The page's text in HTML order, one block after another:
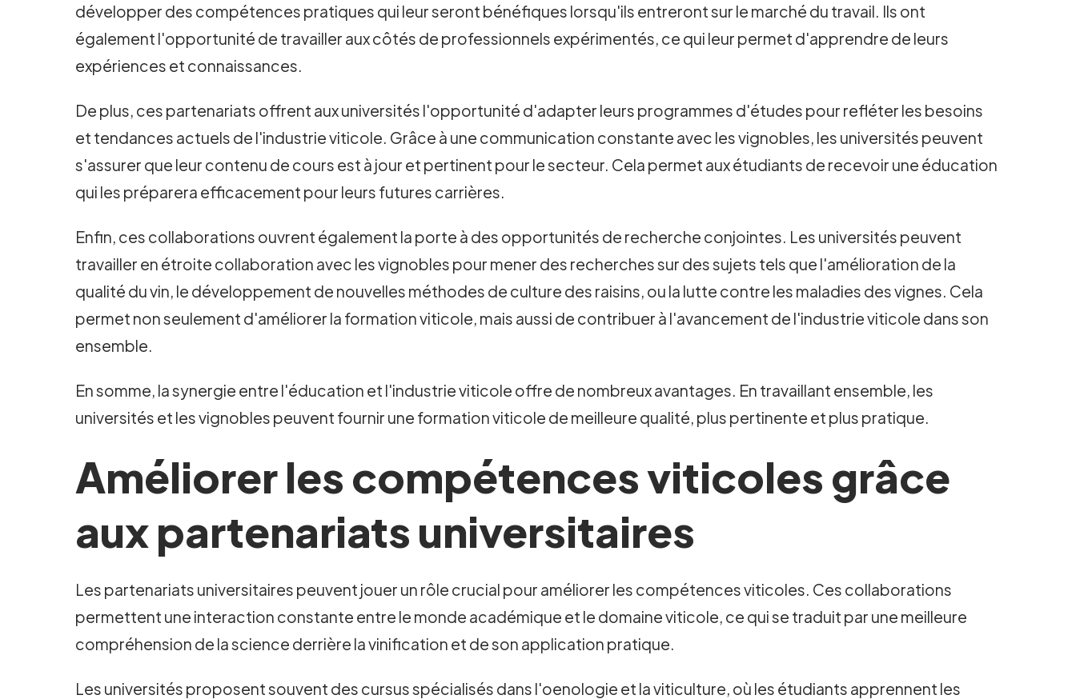
développer des compétences pratiques qui leur seront bénéfiques lorsqu'ils entreront sur le marché du travail. Ils ont
également l'opportunité de travailler aux côtés de professionnels expérimentés, ce qui leur permet d'apprendre de leurs
expériences et connaissances.
De plus, ces partenariats offrent aux universités l'opportunité d'adapter leurs programmes d'études pour refléter les besoins
et tendances actuels de l'industrie viticole. Grâce à une communication constante avec les vignobles, les universités peuvent
s'assurer que leur contenu de cours est à jour et pertinent pour le secteur. Cela permet aux étudiants de recevoir une éducation
qui les préparera efficacement pour leurs futures carrières.
Enfin, ces collaborations ouvrent également la porte à des opportunités de recherche conjointes. Les universités peuvent
travailler en étroite collaboration avec les vignobles pour mener des recherches sur des sujets tels que l'amélioration de la
qualité du vin, le développement de nouvelles méthodes de culture des raisins, ou la lutte contre les maladies des vignes. Cela
permet non seulement d'améliorer la formation viticole, mais aussi de contribuer à l'avancement de l'industrie viticole dans son
ensemble.
En somme, la synergie entre l'éducation et l'industrie viticole offre de nombreux avantages. En travaillant ensemble, les
universités et les vignobles peuvent fournir une formation viticole de meilleure qualité, plus pertinente et plus pratique.
Améliorer les compétences viticoles grâce
aux partenariats universitaires
Les partenariats universitaires peuvent jouer un rôle crucial pour améliorer les compétences viticoles. Ces collaborations
permettent une interaction constante entre le monde académique et le domaine viticole, ce qui se traduit par une meilleure
compréhension de la science derrière la vinification et de son application pratique.
Les universités proposent souvent des cursus spécialisés dans l'oenologie et la viticulture, où les étudiants apprennent les